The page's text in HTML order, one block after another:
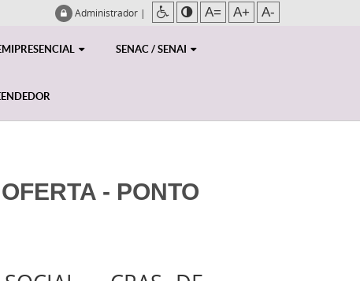
Administrador | A= A+ A-
SENAC / SENAI
- PONTO